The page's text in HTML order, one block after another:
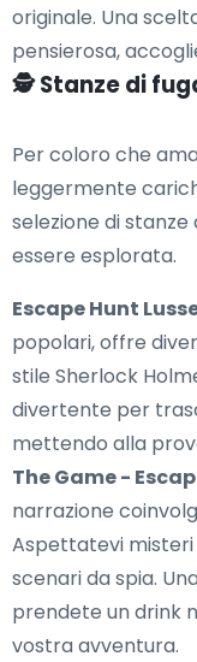
originale. Una
pensierosa,
🕵️ Stanze di
Per coloro che
leggermente
selezione di
essere esplorata.
Escape Hunt
popolari, offre
stile Sherlock
divertente per
mettendo alla
The Game -
narrazione
Aspettatevi misteri
scenari da spia.
prendete un drink
vostra avventura.